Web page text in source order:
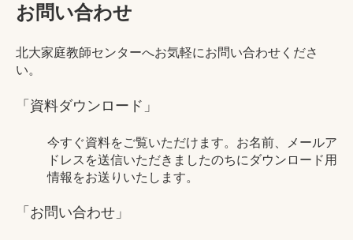
お問い合わせ
北大家庭教師センターへお気軽にお問い合わせくださ
い。
「資料ダウンロード」
今すぐ資料をご覧いただけます。お名前、メールア
ドレスを送信いただきましたのちにダウンロード用
情報をお送りいたします。
「お問い合わせ」